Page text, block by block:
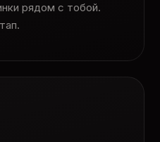
рядом с тобой.